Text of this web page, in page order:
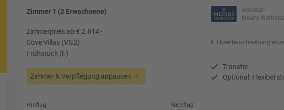
Zimmer 1 (2 Erwachsene)
Zimmerpreis ab € 2.614,-
Cove Villas (VG2)
Frühstück (F)
Zimmer & Verpflegung anpassen
Anbieter:
Meiers
Hotelbeschreibung
Transfer
Optional: Flexibel
Hinflug
Rückflug